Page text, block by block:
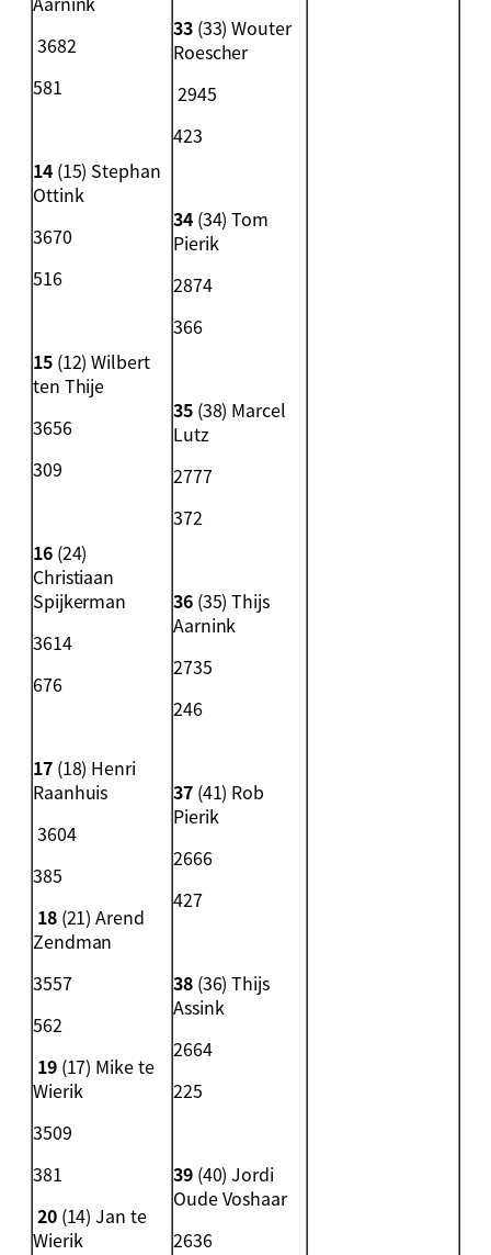
3682
581
14(15) Stephan
Ottink
3670
516
15(12) Wilbert
ten Thije
3656
309
16(24)
Christiaan
Spijkerman
3614
676
17(18) Henri
Raanhuis
3604
385
18(21) Arend
Zendman
3557
562
19(17) Mike te
Wierik
3509
381
20(14) Jan te
Wierik
33(33) Wouter
Roescher
2945
423
34(34) Tom
Pierik
2874
366
35(38) Marcel
Lutz
2777
372
36(35) Thijs
Aarnink
2735
246
37(41) Rob
Pierik
2666
427
38(36) Thijs
Assink
2664
225
39(40) Jordi
Oude Voshaar
2636